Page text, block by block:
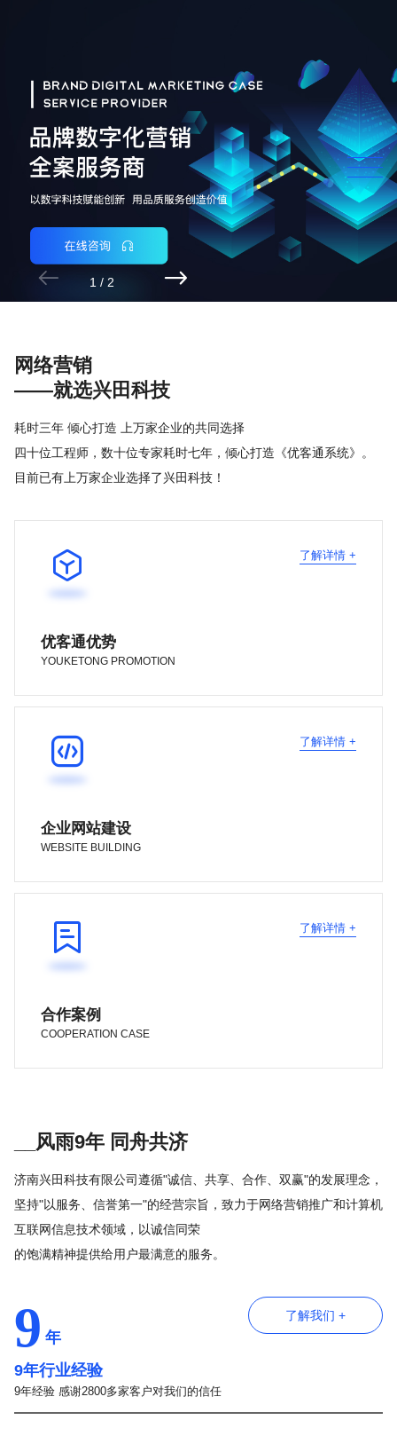

1 / 2

网络营销
——就选兴田科技
耗时三年 倾心打造 上万家企业的共同选择
四十位工程师，数十位专家耗时七年，倾心打造《优客通系统》。
目前已有上万家企业选择了兴田科技！

优客通优势
YOUKETONG PROMOTION
了解详情 +

企业网站建设
WEBSITE BUILDING
了解详情 +

合作案例
COOPERATION CASE
了解详情 +
__风雨9年 同舟共济
济南兴田科技有限公司遵循"诚信、共享、合作、双赢"的发展理念，
坚持"以服务、信誉第一"的经营宗旨，致力于网络营销推广和计算机
互联网信息技术领域，以诚信同荣
的饱满精神提供给用户最满意的服务。
9 年
9年行业经验
9年经验 感谢2800多家客户对我们的信任
了解我们 +